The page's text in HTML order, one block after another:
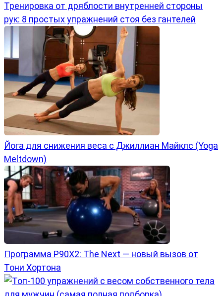
Тренировка от дряблости внутренней стороны
рук: 8 простых упражнений стоя без гантелей
Йога для снижения веса с Джиллиан Майклс (Yoga
Meltdown)
Программа P90X2: The Next — новый вызов от
Тони Хортона